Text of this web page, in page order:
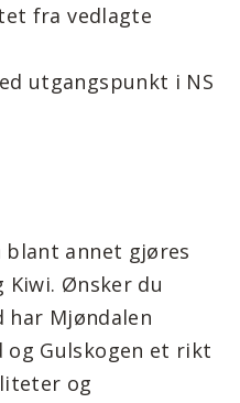
fra vedlagte
utgangspunkt i NS
blant annet gjøres
Kiwi. Ønsker du
Mjøndalen
og Gulskogen et rikt
og